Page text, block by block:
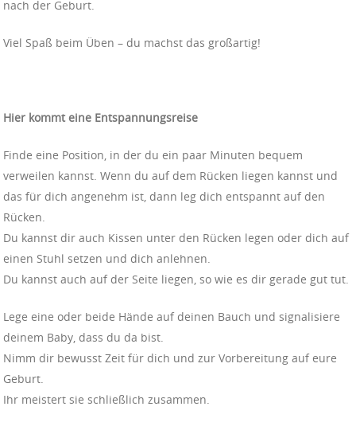
nach der Geburt.
Viel Spaß beim Üben – du machst das großartig!
Hier kommt eine Entspannungsreise
Finde eine Position, in der du ein paar Minuten bequem
verweilen kannst. Wenn du auf dem Rücken liegen kannst und
das für dich angenehm ist, dann leg dich entspannt auf den
Rücken.
Du kannst dir auch Kissen unter den Rücken legen oder dich auf
einen Stuhl setzen und dich anlehnen.
Du kannst auch auf der Seite liegen, so wie es dir gerade gut tut.
Lege eine oder beide Hände auf deinen Bauch und signalisiere
deinem Baby, dass du da bist.
Nimm dir bewusst Zeit für dich und zur Vorbereitung auf eure
Geburt.
Ihr meistert sie schließlich zusammen.